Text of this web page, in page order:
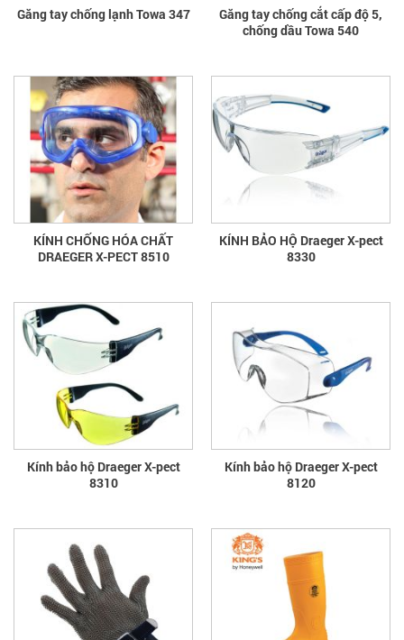
Găng tay chống lạnh Towa 347
Găng tay chống cắt cấp độ 5,
chống dầu Towa 540
KÍNH CHỐNG HÓA CHẤT
DRAEGER X-PECT 8510
KÍNH BẢO HỘ Draeger X-pect
8330
Kính bảo hộ Draeger X-pect
8310
Kính bảo hộ Draeger X-pect
8120